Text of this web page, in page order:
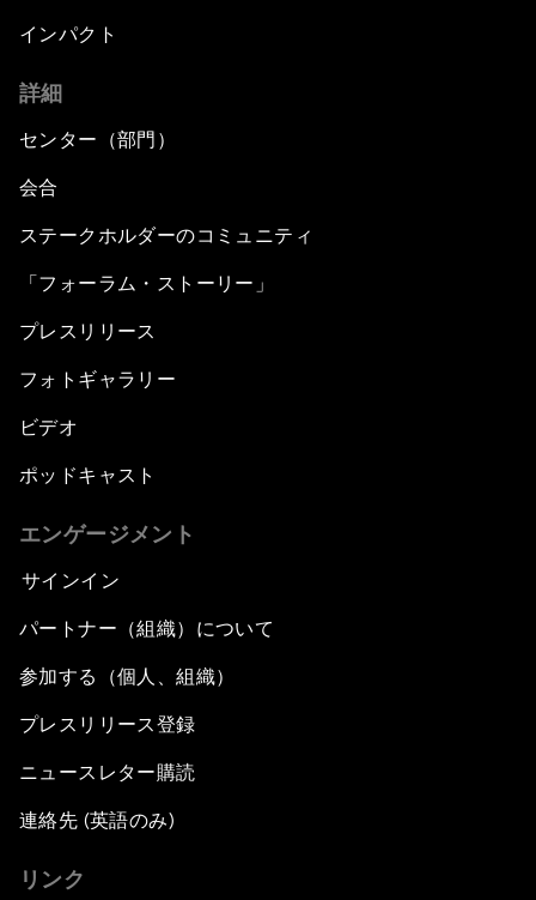
インパクト
詳細
センター（部門）
会合
ステークホルダーのコミュニティ
「フォーラム・ストーリー」
プレスリリース
フォトギャラリー
ビデオ
ポッドキャスト
エンゲージメント
サインイン
パートナー（組織）について
参加する（個人、組織）
プレスリリース登録
ニュースレター購読
連絡先 (英語のみ)
リンク